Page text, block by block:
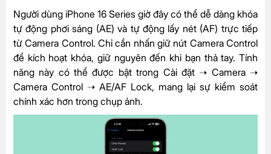
Người dùng iPhone 16 Series giờ đây có thể dễ dàng khóa
tự động phơi sáng (AE) và tự động lấy nét (AF) trực tiếp
từ Camera Control. Chỉ cần nhấn giữ nút Camera Control
để kích hoạt khóa, giữ nguyên đến khi bạn thả tay. Tính
năng này có thể được bật trong Cài đặt ➝ Camera ➝
Camera Control ➝ AE/AF Lock, mang lại sự kiểm soát
chính xác hơn trong chụp ảnh.